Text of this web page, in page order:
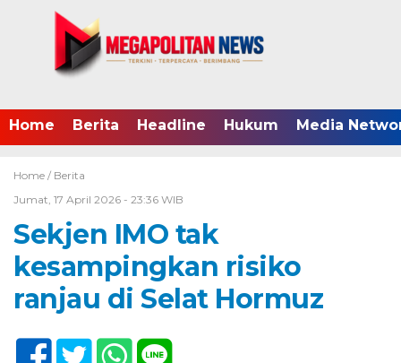
Home Berita Headline Hukum Media
Home / Berita
Jumat, 17 April 2026 - 23:36 WIB
Sekjen IMO tak
kesampingkan risiko
ranjau di Selat Hormuz